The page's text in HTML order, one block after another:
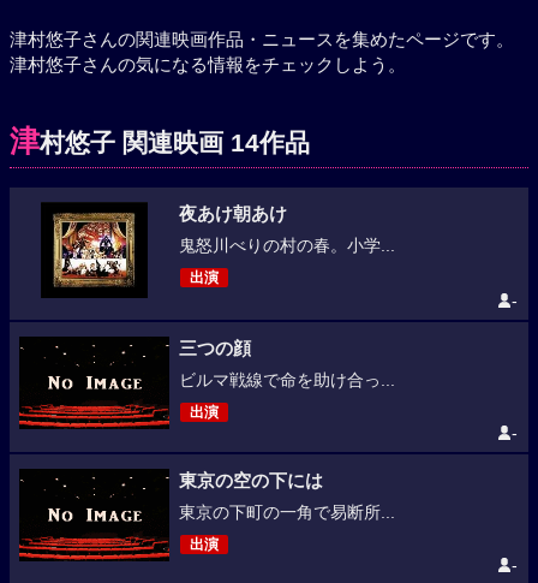
津村悠子さんの関連映画作品・ニュースを集めたページです。
津村悠子さんの気になる情報をチェックしよう。
津村悠子 関連映画 14作品
夜あけ朝あけ
鬼怒川べりの村の春。小学...
出演
-
三つの顔
ビルマ戦線で命を助け合っ...
出演
-
東京の空の下には
東京の下町の一角で易断所...
出演
-